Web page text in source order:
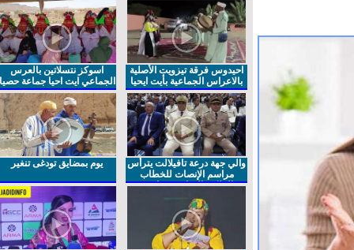
احيدوس فرقة تيزويت الأصلية
بالاعراس الجماعية بأيت ايحيا
اسوكز نتسلاتين بالعرس
الجماعي ايت احيا جماعة حصيا
والي جهة درعة تافيلالت يترأس
مراسم الإنصات للخطاب
الملكي السامي بمناسبة
يوم بمضايق تودغى تنغير